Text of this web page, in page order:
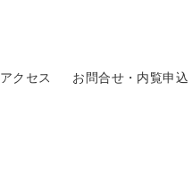
アクセス お問合せ・内覧申込